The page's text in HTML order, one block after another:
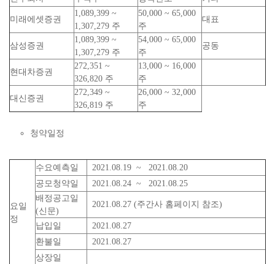
미래에셋증권
1,089,399 ~
1,307,279 주
50,000 ~ 65,000
주
대표
삼성증권
1,089,399 ~
1,307,279 주
54,000 ~ 65,000
주
공동
현대차증권
272,351 ~
326,820 주
13,000 ~ 16,000
주
대신증권
272,349 ~
326,819 주
26,000 ~ 32,000
주
청약일정
요일
정
수요예측일
2021.08.19 ~ 2021.08.20
공모청약일
2021.08.24 ~ 2021.08.25
배정공고일
(신문)
2021.08.27 (주간사 홈페이지 참조)
납입일
2021.08.27
환불일
2021.08.27
상장일